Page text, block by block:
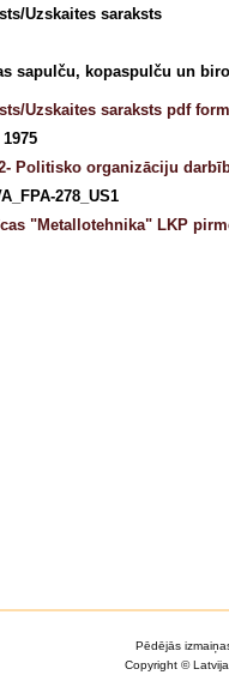
Uzskaites saraksts
sapulču, kopaspulču un
Uzskaites saraksts pdf
Politisko organizāciju
278_US1
"Metallotehnika" LKP
Pēdējās
Copyright ©